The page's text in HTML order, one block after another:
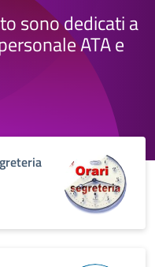
sono dedicati a
ATA e